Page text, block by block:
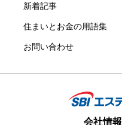
新着記事
住まいとお金の用語集
お問い合わせ
会社情報